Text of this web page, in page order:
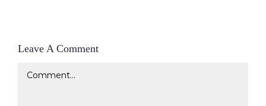
Leave A Comment
Comment